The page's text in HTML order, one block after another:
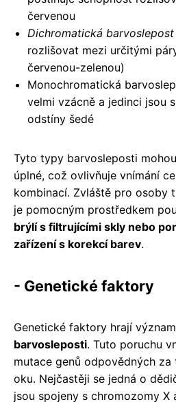
červenou
Dichromatická barvoslepost
rozlišovat mezi určitými
červenou-zelenou)
Monochromatická
velmi vzácně a jedinci jsou
odstíny šedé
Tyto typy barvosleposti
úplné, což ovlivňuje vnímání
kombinací. Zvláště pro osoby
je pomocným prostředkem
brýlí s filtrujícími skly nebo
zařízení s korekcí barev.
- Genetické faktory
Genetické faktory hrají
barvosleposti. Tuto poruchu
mutace genů odpovědných
oku. Nejčastěji se jedná o
jsou spojeny s chromozomy X